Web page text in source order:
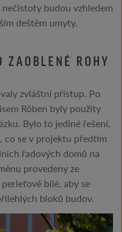
budou vzhledem
deštěm umyty.
ZAOBLENÉ ROHY
zvláštní přístup. Po
Röben byly použity
Bylo to jediné řešení,
co se v projektu předtím
řadových domů na
provedeny ze
bílé, aby se
bloků budov.